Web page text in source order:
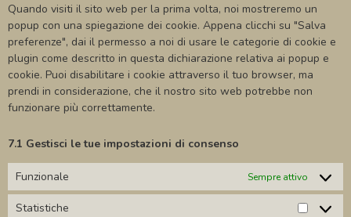
Quando visiti il sito web per la prima volta, noi mostreremo un
popup con una spiegazione dei cookie. Appena clicchi su "Salva
preferenze", dai il permesso a noi di usare le categorie di cookie e
plugin come descritto in questa dichiarazione relativa ai popup e
cookie. Puoi disabilitare i cookie attraverso il tuo browser, ma
prendi in considerazione, che il nostro sito web potrebbe non
funzionare più correttamente.
7.1 Gestisci le tue impostazioni di consenso
Funzionale Sempre attivo
Statistiche